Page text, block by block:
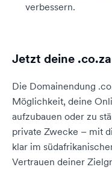
verbessern.
Jetzt deine
Die Domainendung
Möglichkeit, deine
aufzubauen oder zu
private Zwecke – mit
klar im
Vertrauen deiner